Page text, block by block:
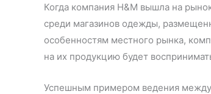
Когда компания H&M вышла на
среди магазинов одежды,
особенностям местного рынка,
на их продукцию будет
Успешным примером ведения